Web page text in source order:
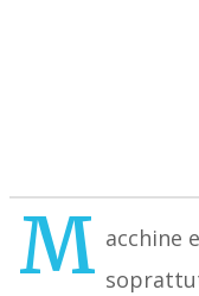
M acchine